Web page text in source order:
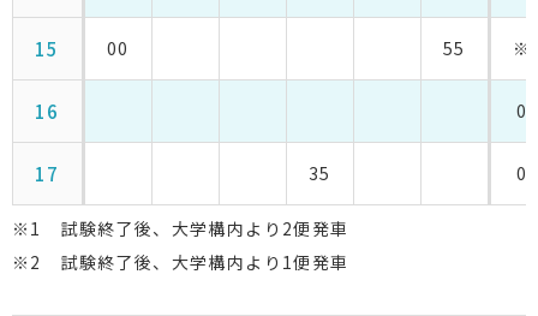
15 00 55
16 00
17 35 00
※1 試験終了後、大学構内より2便発車
※2 試験終了後、大学構内より1便発車